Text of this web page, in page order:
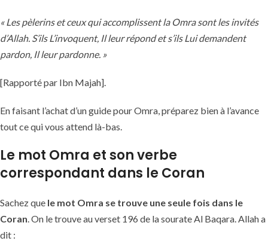
« Les pèlerins et ceux qui accomplissent la Omra sont les invités
d’Allah. S’ils L’invoquent, Il leur répond et s’ils Lui demandent
pardon, Il leur pardonne. »
[Rapporté par Ibn Majah].
En faisant l’achat d’un guide pour Omra, préparez bien à l’avance
tout ce qui vous attend là-bas.
Le mot Omra et son verbe
correspondant dans le Coran
Sachez que le mot Omra se trouve une seule fois dans le
Coran. On le trouve au verset 196 de la sourate Al Baqara. Allah a
dit :